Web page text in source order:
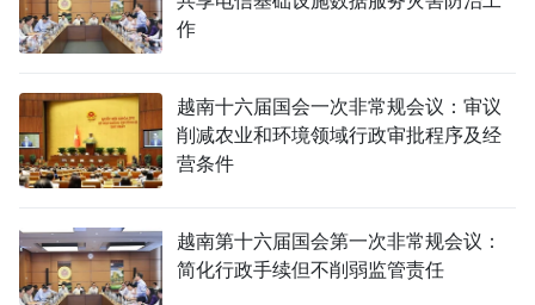
作
越南十六届国会一次非常规会议：审议
削减农业和环境领域行政审批程序及经
营条件
越南第十六届国会第一次非常规会议：
简化行政手续但不削弱监管责任